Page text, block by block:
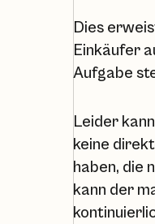
Dies
Einkäufer
Aufgabe
Leider
keine
haben, die
kann der